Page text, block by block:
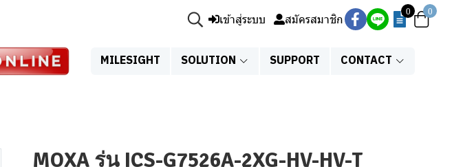
เข้าสู่ระบบ สมัครสมาชิก
0 0
MILESIGHT SOLUTION SUPPORT CONTACT
MOXA รุ่น ICS-G7526A-2XG-HV-HV-T